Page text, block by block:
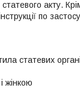
акту.
по
статевих
жінкою